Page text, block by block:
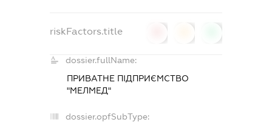
riskFactors.title
dossier.fullName:
ПРИВАТНЕ ПІДПРИЄМСТВО
"МЕЛМЕД"
dossier.opfSubType: